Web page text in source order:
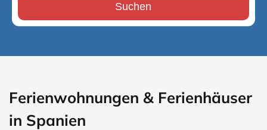
Suchen
Ferienwohnungen & Ferienhäuser
in Spanien